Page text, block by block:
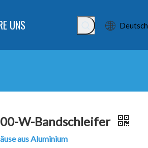
UNS Deutsch
W-Bandschleifer
aus Aluminium